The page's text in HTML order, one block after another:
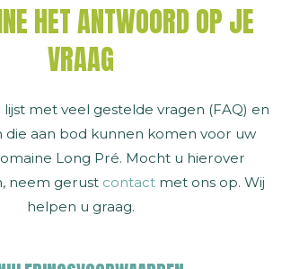
HET ANTWOORD OP JE
VRAAG
met veel gestelde vragen (FAQ) en
aan bod kunnen komen voor uw
Long Pré. Mocht u hierover
neem gerust contact met ons op. Wij
helpen u graag.